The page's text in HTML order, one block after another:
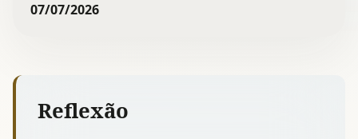
07/07/2026
Reflexão